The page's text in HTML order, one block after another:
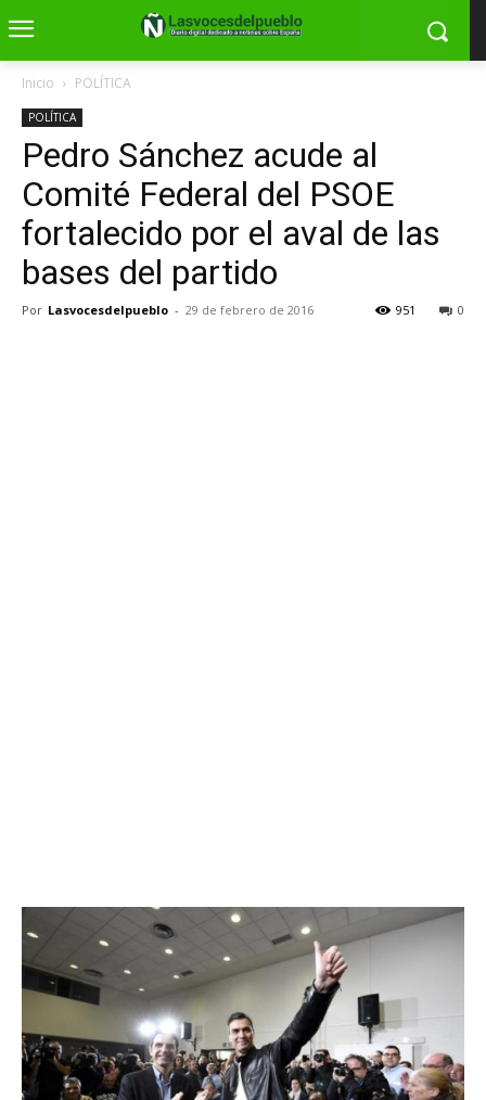
Inicio POLÍTICA
POLÍTICA
Pedro Sánchez acude al
Comité Federal del PSOE
fortalecido por el aval de las
bases del partido
Por Lasvocesdelpueblo - 29 de febrero de 2016 0
951